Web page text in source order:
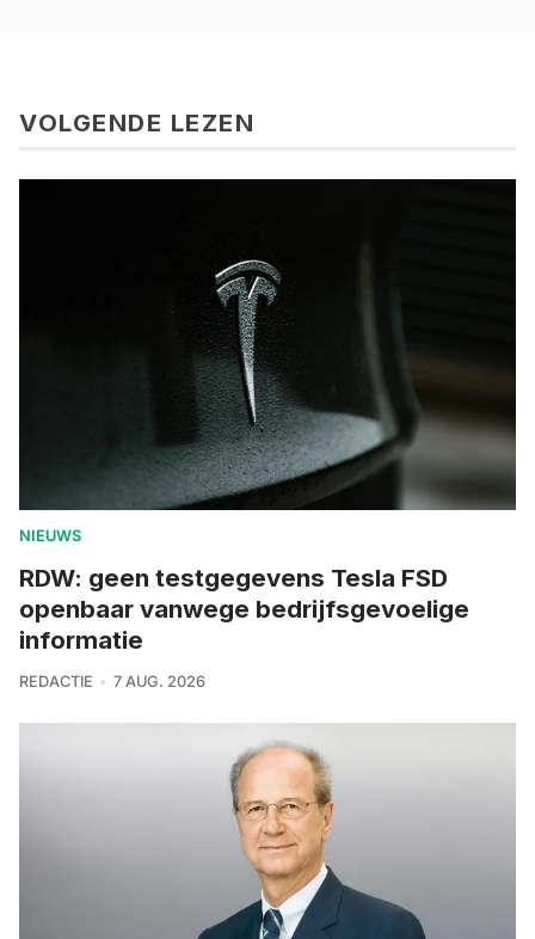
VOLGENDE LEZEN
NIEUWS
RDW: geen testgegevens Tesla FSD
openbaar vanwege bedrijfsgevoelige
informatie
REDACTIE 7 AUG. 2026